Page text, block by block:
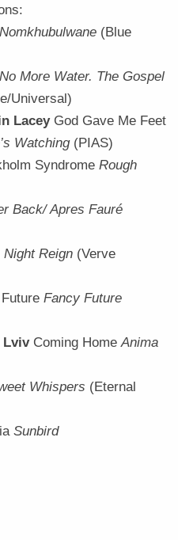
(Blue
No More Water. The Gospel
Universal)
LaceyGod Gave Me Feet
Watching(PIAS)
SyndromeRough
Back/ Apres Fauré
Night Reign (Verve
FutureFancy Future
LvivComing HomeAnima
Whispers (Eternal
Sunbird